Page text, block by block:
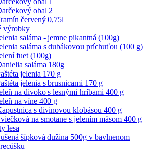
obal 2
červený 0,75l
výrobky
saláma - jemne pikantná (100g)
saláma s dubákovou príchuťou (100 g)
fuet (100g)
saláma 180g
jelenia 170 g
jelenia s brusnicami 170 g
na divoko s lesnými hríbami 400 g
na víne 400 g
s divinovou klobásou 400 g
na smotane s jelením mäsom 400 g
lesa
šípková dužina 500g v bavlnenom